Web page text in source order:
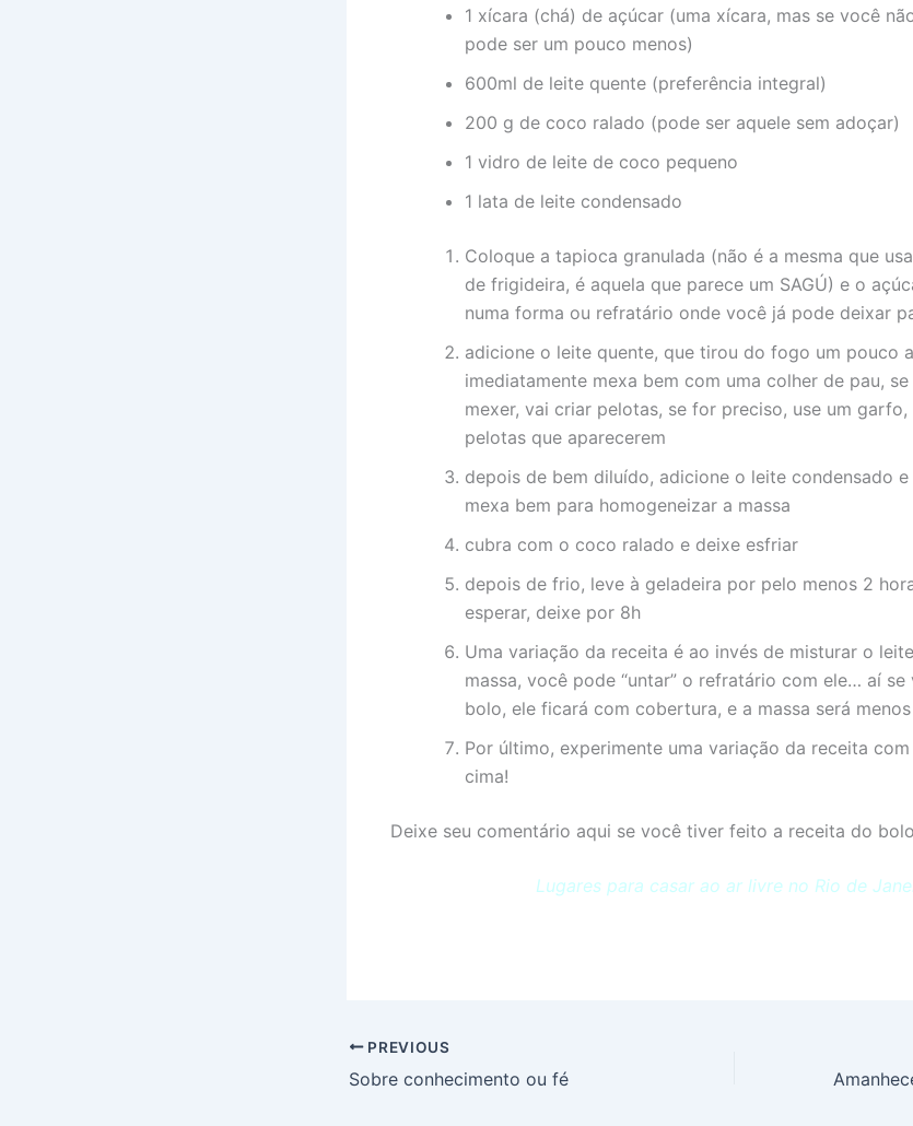
1 xícara (chá) de açúcar (uma xícara, mas se você
pode ser um pouco menos)
600ml de leite quente (preferência integral)
200 g de coco ralado (pode ser aquele sem adoçar)
1 vidro de leite de coco pequeno
1 lata de leite condensado
Coloque a tapioca granulada (não é a mesma que
de frigideira, é aquela que parece um SAGÚ) e o
numa forma ou refratário onde você já pode deixar
adicione o leite quente, que tirou do fogo um pouco
imediatamente mexa bem com uma colher de pau,
mexer, vai criar pelotas, se for preciso, use um garfo,
pelotas que aparecerem
depois de bem diluído, adicione o leite condensado
mexa bem para homogeneizar a massa
cubra com o coco ralado e deixe esfriar
depois de frio, leve à geladeira por pelo menos 2
esperar, deixe por 8h
Uma variação da receita é ao invés de misturar o
massa, você pode “untar” o refratário com ele… aí se
bolo, ele ficará com cobertura, e a massa será
Por último, experimente uma variação da receita
cima!
Deixe seu comentário aqui se você tiver feito a receita do
Lugares para casar ao ar livre no Rio de
PREVIOUS
Sobre conhecimento ou fé